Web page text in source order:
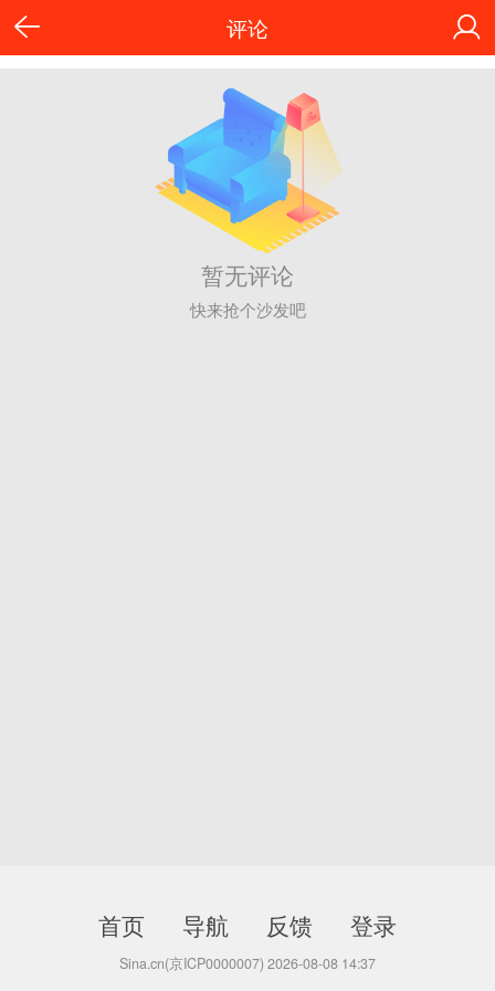
评论
暂无评论
快来抢个沙发吧
首页 导航 反馈 登录
Sina.cn(京ICP0000007) 2026-08-08 14:37